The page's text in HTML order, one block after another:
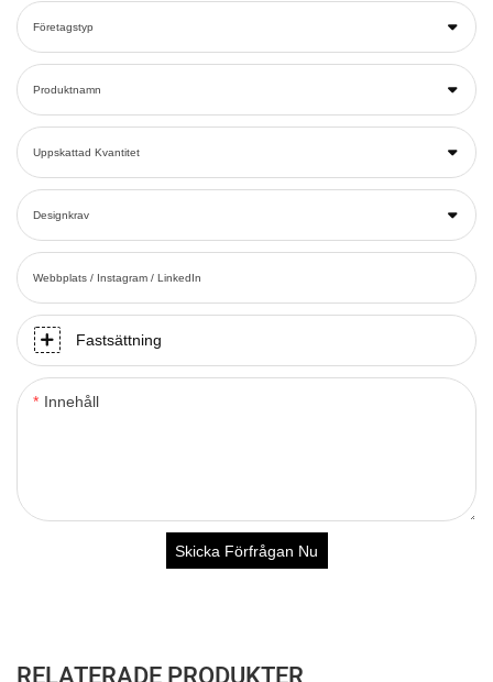
Företagstyp
Produktnamn
Uppskattad Kvantitet
Designkrav
Webbplats / Instagram / LinkedIn
Fastsättning
Innehåll
Skicka Förfrågan Nu